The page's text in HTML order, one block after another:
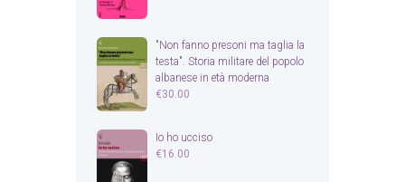
"Non fanno presoni ma taglia la
testa". Storia militare del popolo
albanese in età moderna
€30.00
Io ho ucciso
€16.00